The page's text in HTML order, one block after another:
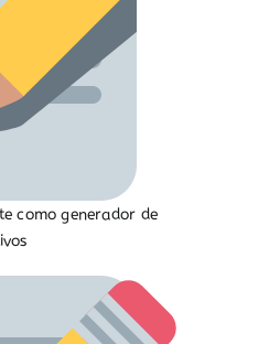
como generador de